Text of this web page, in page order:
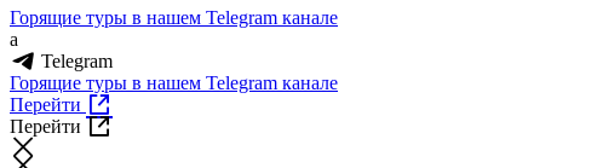
Горящие туры в нашем Telegram канале
a
Telegram
Горящие туры в нашем Telegram канале
Перейти
Перейти